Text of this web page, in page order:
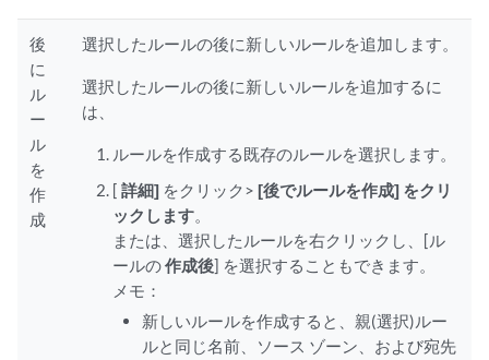
後
に
ル
ー
ル
を
作
成
選択したルールの後に新しいルールを追加します。
選択したルールの後に新しいルールを追加するに
は、
ルールを作成する既存のルールを選択します。
[ 詳細]をクリック> [後でルールを作成] をクリ
ックします。
または、選択したルールを右クリックし、[ル
ールの作成後] を選択することもできます。
メモ：
新しいルールを作成すると、親(選択)ルー
ルと同じ名前、ソース ゾーン、および宛先